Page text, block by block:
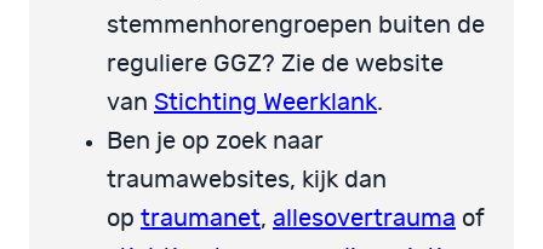
stemmenhorengroepen buiten de
reguliere GGZ? Zie de website
van Stichting Weerklank.
Ben je op zoek naar
traumawebsites, kijk dan
op traumanet, allesovertrauma of